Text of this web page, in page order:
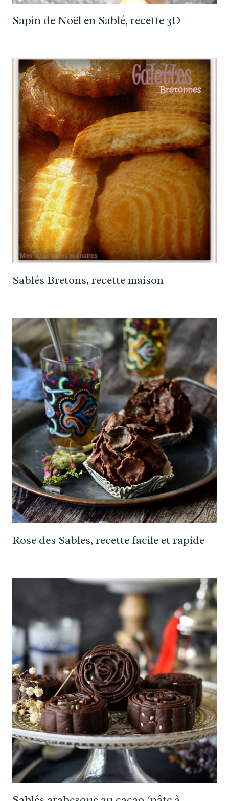
Sapin de Noël en Sablé, recette 3D
Sablés Bretons, recette maison
Rose des Sables, recette facile et rapide